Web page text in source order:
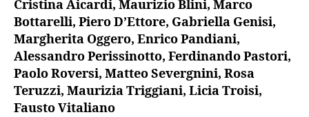
Cristina Aicardi, Maurizio Blini, Marco
Bottarelli, Piero D’Ettore, Gabriella Genisi,
Margherita Oggero, Enrico Pandiani,
Alessandro Perissinotto, Ferdinando Pastori,
Paolo Roversi, Matteo Severgnini, Rosa
Teruzzi, Maurizia Triggiani, Licia Troisi,
Fausto Vitaliano